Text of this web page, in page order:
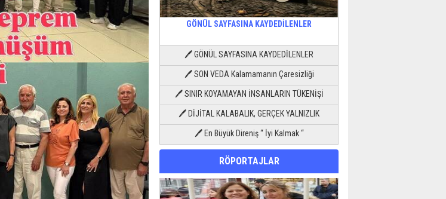
GÖNÜL SAYFASINA KAYDEDİLENLER
🖊 GÖNÜL SAYFASINA KAYDEDİLENLER
🖊 SON VEDA Kalamamanın Çaresizliği
🖊 SINIR KOYAMAYAN İNSANLARIN TÜKENİŞİ
🖊 DİJİTAL KALABALIK, GERÇEK YALNIZLIK
🖊 En Büyük Direniş “ İyi Kalmak “
RÖPORTAJLAR